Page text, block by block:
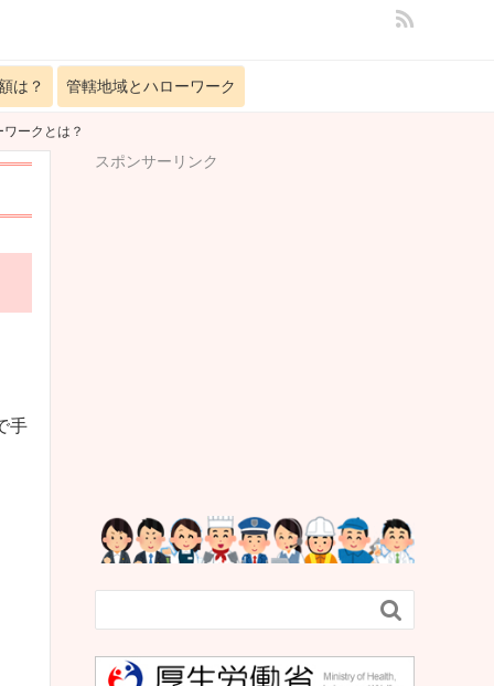
は？ 管轄地域とハローワーク
ークとは？
手
スポンサーリンク
